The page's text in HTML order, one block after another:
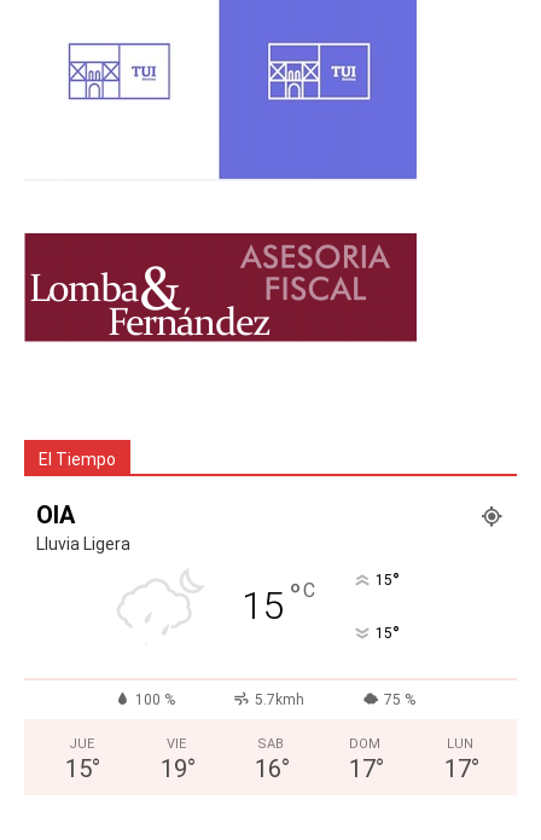
El Tiempo
OIA
Lluvia Ligera
15 °C 15°
15°
100 % 5.7kmh 75 %
JUE
15°
VIE
19°
SAB
16°
DOM
17°
LUN
17°